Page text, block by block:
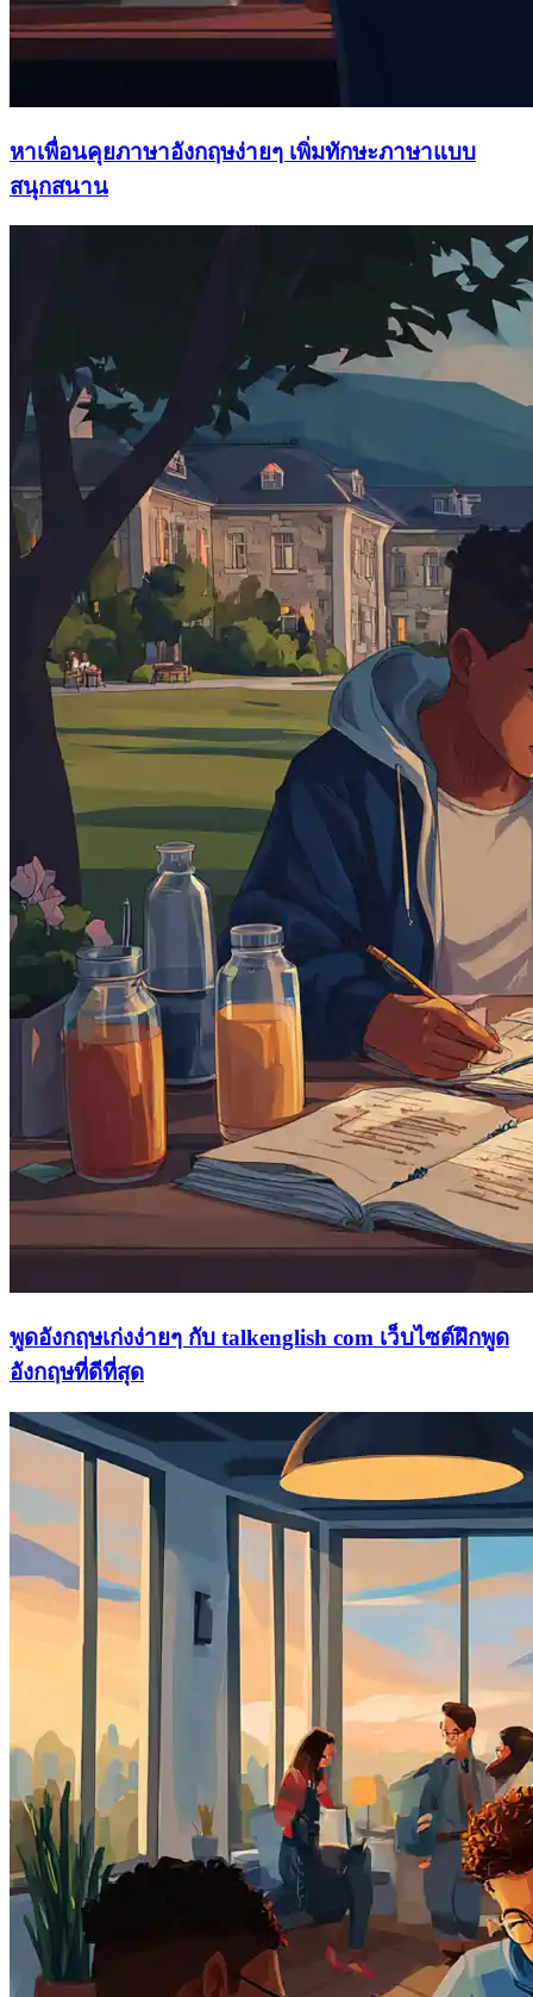
หาเพื่อนคุยภาษาอังกฤษง่ายๆ เพิ่มทักษะภาษาแบบ
สนุกสนาน
พูดอังกฤษเก่งง่ายๆ กับ talkenglish com เว็บไซต์ฝึกพูด
อังกฤษที่ดีที่สุด